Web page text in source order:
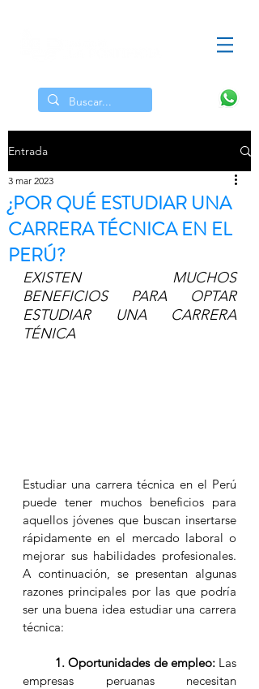
Entrada
¿POR QUÉ ESTUDIAR UNA
CARRERA TÉCNICA EN EL
PERÚ?
3 mar 2023
EXISTEN MUCHOS
BENEFICIOS PARA OPTAR
ESTUDIAR UNA CARRERA
TÉNICA
Estudiar una carrera técnica en el Perú
puede tener muchos beneficios para
aquellos jóvenes que buscan insertarse
rápidamente en el mercado laboral o
mejorar sus habilidades profesionales.
A continuación, se presentan algunas
razones principales por las que podría
ser una buena idea estudiar una carrera
técnica:
1. Oportunidades de empleo: Las
empresas peruanas necesitan